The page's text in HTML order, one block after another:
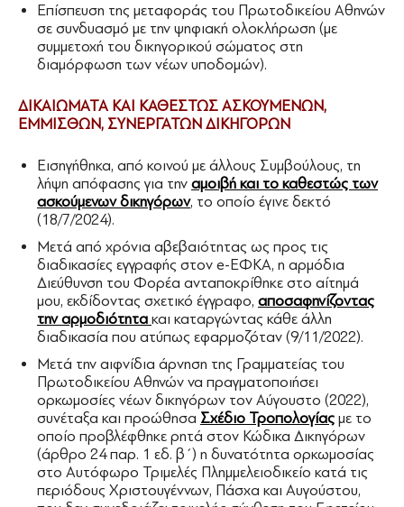
Επίσπευση της μεταφοράς του Πρωτοδικείου Αθηνών
σε συνδυασμό με την ψηφιακή ολοκλήρωση (με
συμμετοχή του δικηγορικού σώματος στη
διαμόρφωση των νέων υποδομών).
ΔΙΚΑΙΩΜΑΤΑ ΚΑΙ ΚΑΘΕΣΤΩΣ ΑΣΚΟΥΜΕΝΩΝ,
ΕΜΜΙΣΘΩΝ, ΣΥΝΕΡΓΑΤΩΝ ΔΙΚΗΓΟΡΩΝ
Εισηγήθηκα, από κοινού με άλλους Συμβούλους, τη
λήψη απόφασης για την αμοιβή και το καθεστώς των
ασκούμενων δικηγόρων, το οποίο έγινε δεκτό
(18/7/2024).
Μετά από χρόνια αβεβαιότητας ως προς τις
διαδικασίες εγγραφής στον e-ΕΦΚΑ, η αρμόδια
Διεύθυνση του Φορέα ανταποκρίθηκε στο αίτημά
μου, εκδίδοντας σχετικό έγγραφο, αποσαφηνίζοντας
την αρμοδιότητα και καταργώντας κάθε άλλη
διαδικασία που ατύπως εφαρμοζόταν (9/11/2022).
Μετά την αιφνίδια άρνηση της Γραμματείας του
Πρωτοδικείου Αθηνών να πραγματοποιήσει
ορκωμοσίες νέων δικηγόρων τον Αύγουστο (2022),
συνέταξα και προώθησα Σχέδιο Τροπολογίας με το
οποίο προβλέφθηκε ρητά στον Κώδικα Δικηγόρων
(άρθρο 24 παρ. 1 εδ. β΄) η δυνατότητα ορκωμοσίας
στο Αυτόφωρο Τριμελές Πλημμελειοδικείο κατά τις
περιόδους Χριστουγέννων, Πάσχα και Αυγούστου,